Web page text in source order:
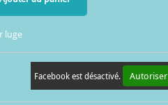
luge
Facebook est désactivé. Autoriser